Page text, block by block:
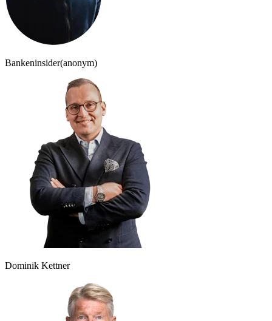
Bankeninsider(anonym)
Dominik Kettner